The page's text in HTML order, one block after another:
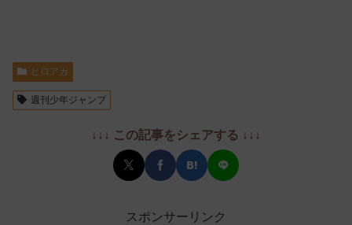
ヒロアカ
週刊少年ジャンプ
↓↓↓ この記事をシェアする ↓↓↓
スポンサーリンク